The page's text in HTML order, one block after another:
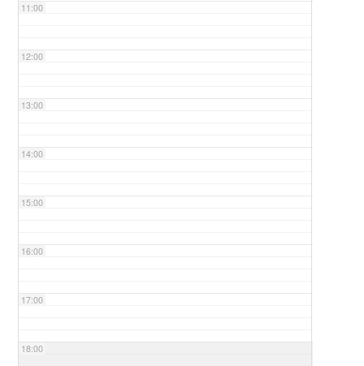
11:00
12:00
13:00
14:00
15:00
16:00
17:00
18:00